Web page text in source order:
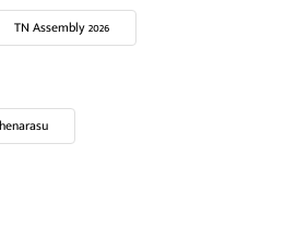
TN Assembly 2026